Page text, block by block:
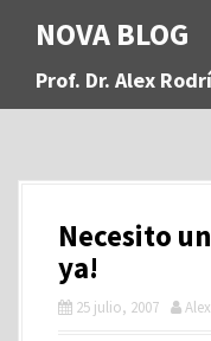
a
NOVA BLOG
Prof. Dr. Alex
Necesito
ya!
25 julio, 2007 Alex